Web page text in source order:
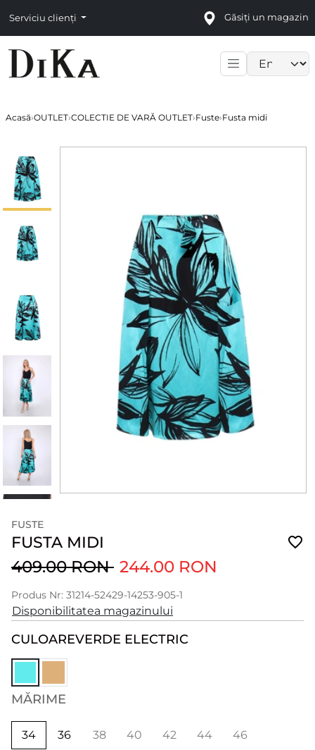
Serviciu clienți Găsiți un magazin
Acasă›OUTLET›COLECTIE DE VARĂ OUTLET›Fuste›Fusta midi
FUSTE
FUSTA MIDI
409.00 RON 244.00 RON
Produs Nr: 31214-52429-14253-905-1
Disponibilitatea magazinului
CULOAREVERDE ELECTRIC
MĂRIME
34 36 38 40 42 44
46